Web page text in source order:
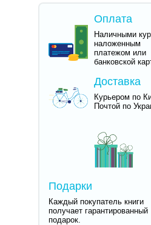
Оплата
Наличными
наложенным
платежом или
банковской
Доставка
Курьером по
Почтой по
Подарки
Каждый покупатель книги
получает гарантированный
подарок.